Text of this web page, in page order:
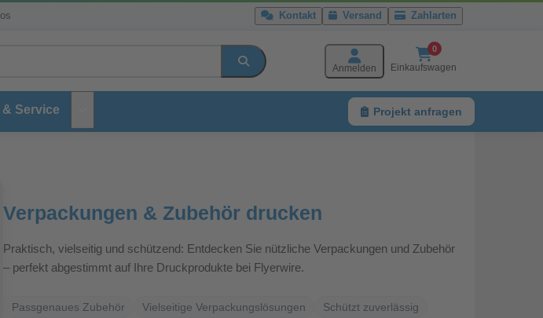
Kontakt Versand Zahlarten
Anmelden
0
Einkaufswagen
Weiterverarbeitung
& Service Projekt anfragen
Verpackungen & Zubehör drucken
Praktisch, vielseitig und schützend: Entdecken Sie nützliche Verpackungen und Zubehör
– perfekt abgestimmt auf Ihre Druckprodukte bei Flyerwire.
Passgenaues Zubehör Vielseitige Verpackungslösungen Schützt zuverlässig